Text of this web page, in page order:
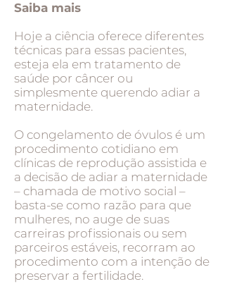
Saiba mais
Hoje a ciência oferece diferentes
técnicas para essas pacientes,
esteja ela em tratamento de
saúde por câncer ou
simplesmente querendo adiar a
maternidade.
O congelamento de óvulos é um
procedimento cotidiano em
clínicas de reprodução assistida e
a decisão de adiar a maternidade
– chamada de motivo social –
basta-se como razão para que
mulheres, no auge de suas
carreiras profissionais ou sem
parceiros estáveis, recorram ao
procedimento com a intenção de
preservar a fertilidade.